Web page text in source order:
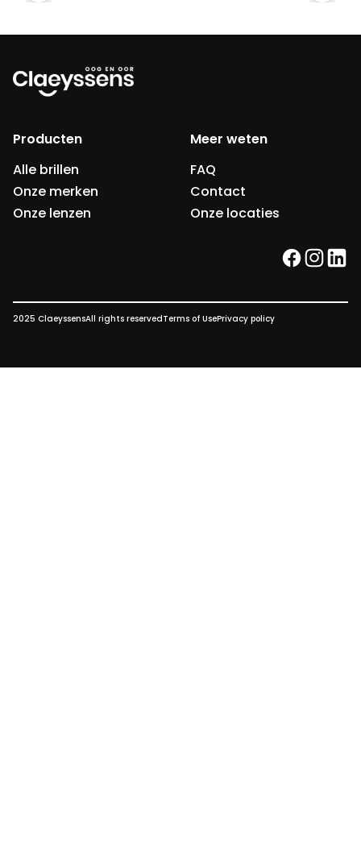
Producten
Alle brillen
Onze merken
Onze lenzen
Meer weten
FAQ
Contact
Onze locaties
facebook
2025 ClaeyssensAll rights reservedTerms of UsePrivacy policy